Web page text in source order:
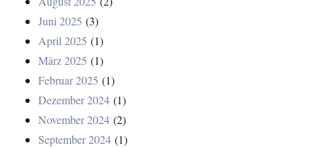
Juni 2025 (3)
April 2025 (1)
März 2025 (1)
Februar 2025 (1)
Dezember 2024 (1)
November 2024 (2)
September 2024 (1)